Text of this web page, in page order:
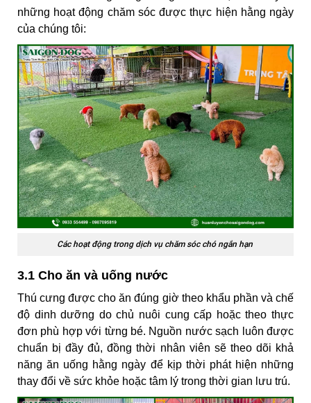
những hoạt động chăm sóc được thực hiện hằng ngày
của chúng tôi:
Các hoạt động trong dịch vụ chăm sóc chó ngắn hạn
3.1 Cho ăn và uống nước
Thú cưng được cho ăn đúng giờ theo khẩu phần và chế
độ dinh dưỡng do chủ nuôi cung cấp hoặc theo thực
đơn phù hợp với từng bé. Nguồn nước sạch luôn được
chuẩn bị đầy đủ, đồng thời nhân viên sẽ theo dõi khả
năng ăn uống hằng ngày để kịp thời phát hiện những
thay đổi về sức khỏe hoặc tâm lý trong thời gian lưu trú.